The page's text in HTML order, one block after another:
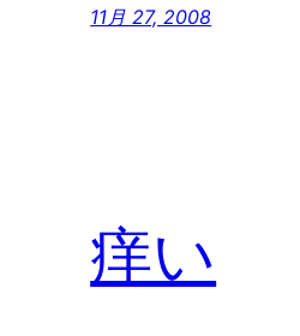
11月 27, 2008
痒い